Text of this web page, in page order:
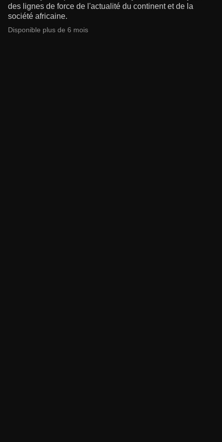
des lignes de force de l'actualité du continent et de la
société africaine.
Disponible plus de 6 mois